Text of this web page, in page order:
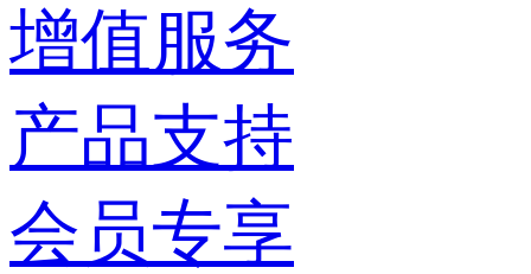
增值服务
产品支持
会员专享